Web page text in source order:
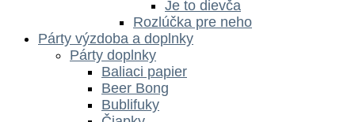
Je to dievča
Rozlúčka pre neho
Párty výzdoba a doplnky
Párty doplnky
Baliaci papier
Beer Bong
Bublifuky